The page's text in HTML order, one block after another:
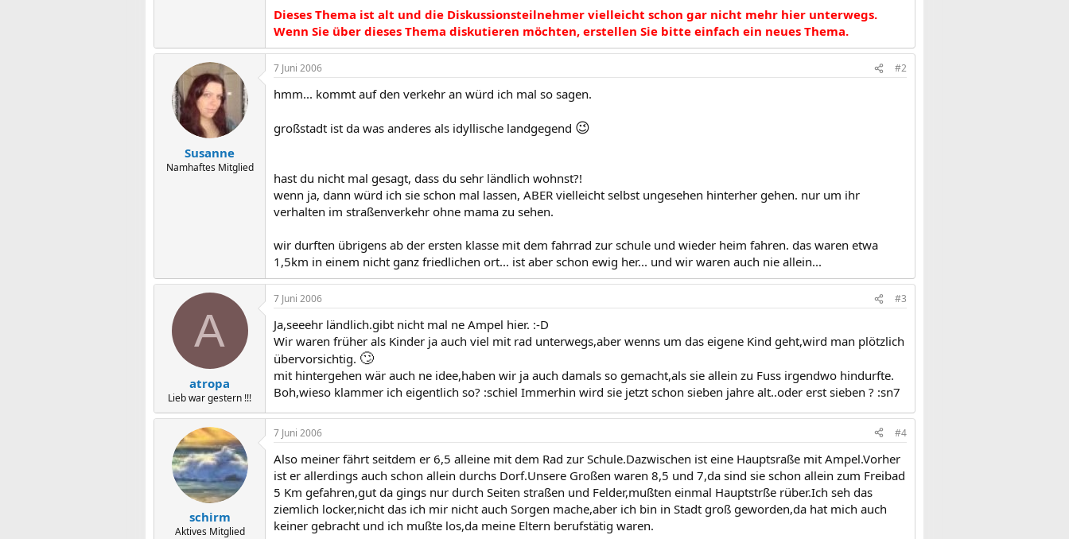
Dieses Thema ist alt und die Diskussionsteilnehmer vielleicht schon gar nicht mehr hier unterwegs.
Wenn Sie über dieses Thema diskutieren möchten, erstellen Sie bitte einfach ein neues Thema.
Susanne
Namhaftes Mitglied
7 Juni 2006 #2
hmm... kommt auf den verkehr an würd ich mal so sagen.
großstadt ist da was anderes als idyllische landgegend 😉
hast du nicht mal gesagt, dass du sehr ländlich wohnst?!
wenn ja, dann würd ich sie schon mal lassen, ABER vielleicht selbst ungesehen hinterher gehen. nur um ihr
verhalten im straßenverkehr ohne mama zu sehen.
wir durften übrigens ab der ersten klasse mit dem fahrrad zur schule und wieder heim fahren. das waren etwa
1,5km in einem nicht ganz friedlichen ort... ist aber schon ewig her... und wir waren auch nie allein...
A
atropa
Lieb war gestern !!!
7 Juni 2006 #3
Ja,seeehr ländlich.gibt nicht mal ne Ampel hier. :-D
Wir waren früher als Kinder ja auch viel mit rad unterwegs,aber wenns um das eigene Kind geht,wird man plötzlich
übervorsichtig. 🙄
mit hintergehen wär auch ne idee,haben wir ja auch damals so gemacht,als sie allein zu Fuss irgendwo hindurfte.
Boh,wieso klammer ich eigentlich so? :schiel Immerhin wird sie jetzt schon sieben jahre alt..oder erst sieben ? :sn7
schirm
Aktives Mitglied
7 Juni 2006 #4
Also meiner fährt seitdem er 6,5 alleine mit dem Rad zur Schule.Dazwischen ist eine Hauptsraße mit Ampel.Vorher
ist er allerdings auch schon allein durchs Dorf.Unsere Großen waren 8,5 und 7,da sind sie schon allein zum Freibad
5 Km gefahren,gut da gings nur durch Seiten straßen und Felder,mußten einmal Hauptstrße rüber.Ich seh das
ziemlich locker,nicht das ich mir nicht auch Sorgen mache,aber ich bin in Stadt groß geworden,da hat mich auch
keiner gebracht und ich mußte los,da meine Eltern berufstätig waren.